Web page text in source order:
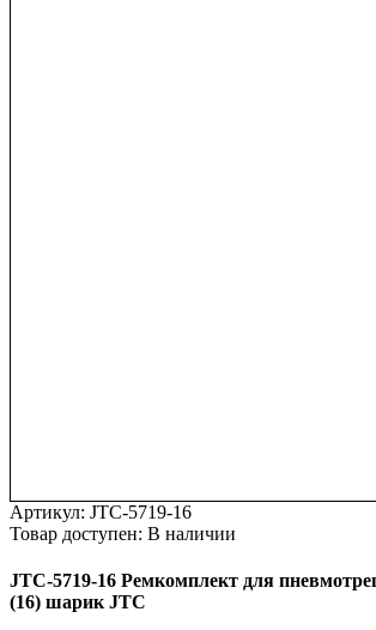
Артикул: JTC-5719-16
Товар доступен: В наличии
JTC-5719-16 Ремкомплект для
(16) шарик JTC